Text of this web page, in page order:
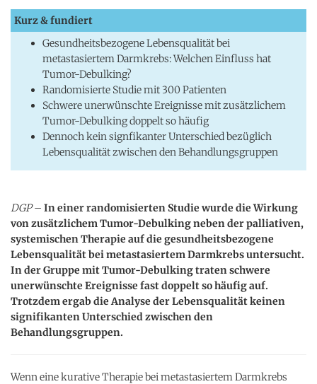
Kurz & fundiert
Gesundheitsbezogene Lebensqualität bei
metastasiertem Darmkrebs: Welchen Einfluss hat
Tumor-Debulking?
Randomisierte Studie mit 300 Patienten
Schwere unerwünschte Ereignisse mit zusätzlichem
Tumor-Debulking doppelt so häufig
Dennoch kein signfikanter Unterschied bezüglich
Lebensqualität zwischen den Behandlungsgruppen
DGP– In einer randomisierten Studie wurde die Wirkung
von zusätzlichem Tumor-Debulking neben der palliativen,
systemischen Therapie auf die gesundheitsbezogene
Lebensqualität bei metastasiertem Darmkrebs untersucht.
In der Gruppe mit Tumor-Debulking traten schwere
unerwünschte Ereignisse fast doppelt so häufig auf.
Trotzdem ergab die Analyse der Lebensqualität keinen
signifikanten Unterschied zwischen den
Behandlungsgruppen.
Wenn eine kurative Therapie bei metastasiertem Darmkrebs